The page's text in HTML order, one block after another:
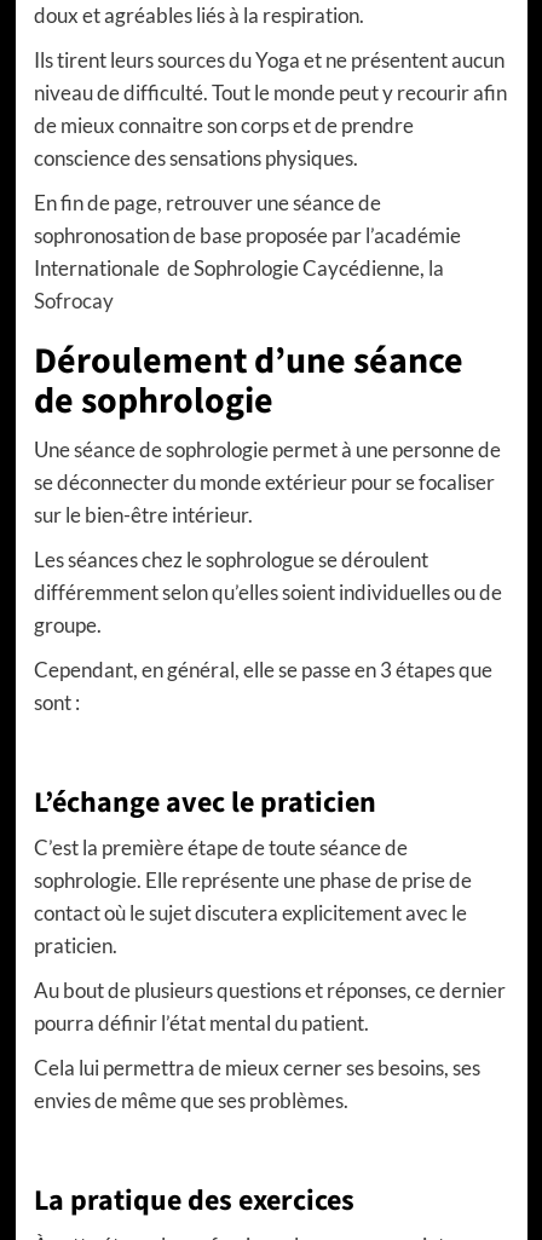
doux et agréables liés à la respiration.
Ils tirent leurs sources du Yoga et ne présentent aucun
niveau de difficulté. Tout le monde peut y recourir afin
de mieux connaitre son corps et de prendre
conscience des sensations physiques.
En fin de page, retrouver une séance de
sophronosation de base proposée par l’académie
Internationale de Sophrologie Caycédienne, la
Sofrocay
Déroulement d’une séance
de sophrologie
Une séance de sophrologie permet à une personne de
se déconnecter du monde extérieur pour se focaliser
sur le bien-être intérieur.
Les séances chez le sophrologue se déroulent
différemment selon qu’elles soient individuelles ou de
groupe.
Cependant, en général, elle se passe en 3 étapes que
sont :
L’échange avec le praticien
C’est la première étape de toute séance de
sophrologie. Elle représente une phase de prise de
contact où le sujet discutera explicitement avec le
praticien.
Au bout de plusieurs questions et réponses, ce dernier
pourra définir l’état mental du patient.
Cela lui permettra de mieux cerner ses besoins, ses
envies de même que ses problèmes.
La pratique des exercices